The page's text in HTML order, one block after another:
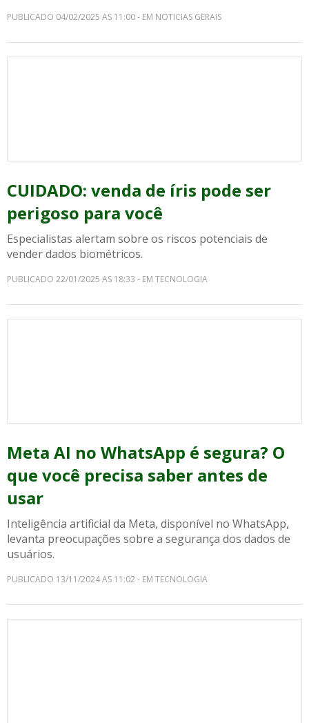
PUBLICADO 04/02/2025 AS 11:00 - EM NOTICIAS GERAIS
CUIDADO: venda de íris pode ser
perigoso para você
Especialistas alertam sobre os riscos potenciais de
vender dados biométricos.
PUBLICADO 22/01/2025 AS 18:33 - EM TECNOLOGIA
Meta AI no WhatsApp é segura? O
que você precisa saber antes de
usar
Inteligência artificial da Meta, disponível no WhatsApp,
levanta preocupações sobre a segurança dos dados de
usuários.
PUBLICADO 13/11/2024 AS 11:02 - EM TECNOLOGIA